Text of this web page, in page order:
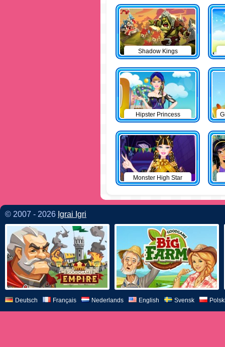
Shadow Kings
Hipster Princess
Monster High Star
© 2007 - 2026 Igrai Igri
Deutsch Français Nederlands English Svensk